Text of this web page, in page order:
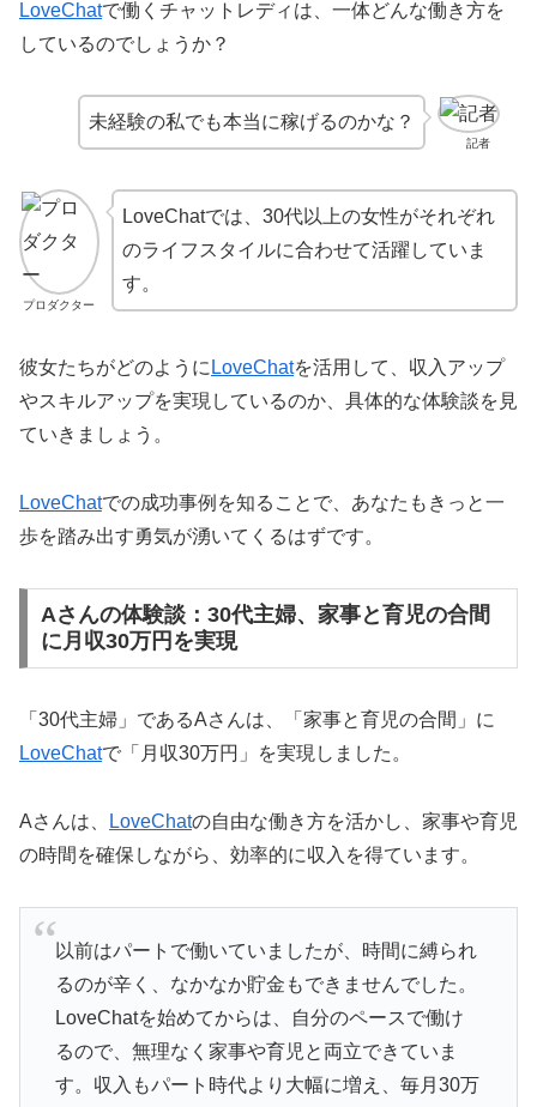
LoveChatで働くチャットレディは、一体どんな働き方を
しているのでしょうか？
記者
未経験の私でも本当に稼げるのかな？
プロダクター
LoveChatでは、30代以上の女性がそれぞれ
のライフスタイルに合わせて活躍していま
す。
彼女たちがどのように LoveChatを活用して、収入アップ
やスキルアップを実現しているのか、具体的な体験談を見
ていきましょう。
LoveChatでの成功事例を知ることで、あなたもきっと一
歩を踏み出す勇気が湧いてくるはずです。
Aさんの体験談：30代主婦、家事と育児の合間
に月収30万円を実現
「30代主婦」であるAさんは、「家事と育児の合間」に
LoveChatで「月収30万円」を実現しました。
Aさんは、 LoveChatの自由な働き方を活かし、家事や育児
の時間を確保しながら、効率的に収入を得ています。
以前はパートで働いていましたが、時間に縛られ
るのが辛く、なかなか貯金もできませんでした。
LoveChatを始めてからは、自分のペースで働け
るので、無理なく家事や育児と両立できていま
す。収入もパート時代より大幅に増え、毎月30万